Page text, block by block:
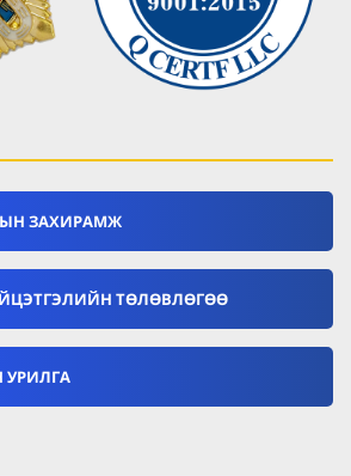
ЗАХИРАМЖ
ТӨЛӨВЛӨГӨӨ
УРИЛГА